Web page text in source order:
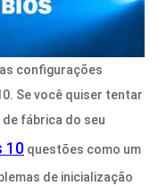
configurações
Se você quiser tentar
fábrica do seu
10 questões como um
de inicialização